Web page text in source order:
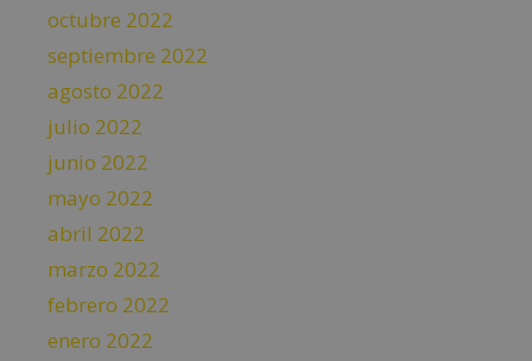
octubre 2022
septiembre 2022
agosto 2022
julio 2022
junio 2022
mayo 2022
abril 2022
marzo 2022
febrero 2022
enero 2022